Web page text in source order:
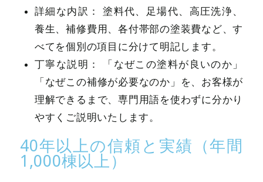
詳細な内訳： 塗料代、足場代、高圧洗浄、
養生、補修費用、各付帯部の塗装費など、す
べてを個別の項目に分けて明記します。
丁寧な説明： 「なぜこの塗料が良いのか」
「なぜこの補修が必要なのか」を、お客様が
理解できるまで、専門用語を使わずに分かり
やすくご説明いたします。
40年以上の信頼と実績（年間
1,000棟以上）